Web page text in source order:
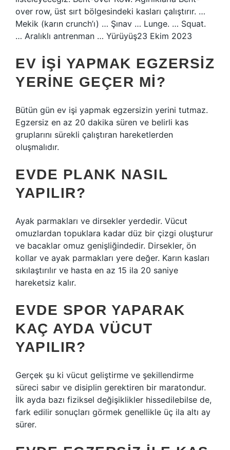
over row, üst sırt bölgesindeki kasları çalıştırır. …
Mekik (karın crunch’ı) … Şınav … Lunge. … Squat.
… Aralıklı antrenman … Yürüyüş23 Ekim 2023
EV IŞI YAPMAK EGZERSIZ
YERINE GEÇER MI?
Bütün gün ev işi yapmak egzersizin yerini tutmaz.
Egzersiz en az 20 dakika süren ve belirli kas
gruplarını sürekli çalıştıran hareketlerden
oluşmalıdır.
EVDE PLANK NASIL
YAPILIR?
Ayak parmakları ve dirsekler yerdedir. Vücut
omuzlardan topuklara kadar düz bir çizgi oluşturur
ve bacaklar omuz genişliğindedir. Dirsekler, ön
kollar ve ayak parmakları yere değer. Karın kasları
sıkılaştırılır ve hasta en az 15 ila 20 saniye
hareketsiz kalır.
EVDE SPOR YAPARAK
KAÇ AYDA VÜCUT
YAPILIR?
Gerçek şu ki vücut geliştirme ve şekillendirme
süreci sabır ve disiplin gerektiren bir maratondur.
İlk ayda bazı fiziksel değişiklikler hissedilebilse de,
fark edilir sonuçları görmek genellikle üç ila altı ay
sürer.